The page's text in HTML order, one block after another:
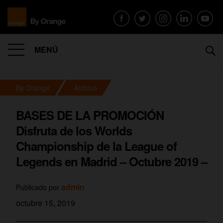
MENÚ
By Orange Archivo
BASES DE LA PROMOCIÓN
Disfruta de los Worlds
Championship de la League of
Legends en Madrid – Octubre 2019 –
Publicado por admin
octubre 15, 2019